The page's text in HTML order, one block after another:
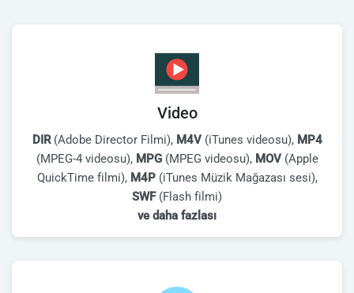
Video
DIR(Adobe Director Filmi), M4V(iTunes videosu), MP4
(MPEG-4 videosu), MPG(MPEG videosu), MOV(Apple
QuickTime filmi), M4P(iTunes Müzik Mağazası sesi),
SWF(Flash filmi)
ve daha fazlası